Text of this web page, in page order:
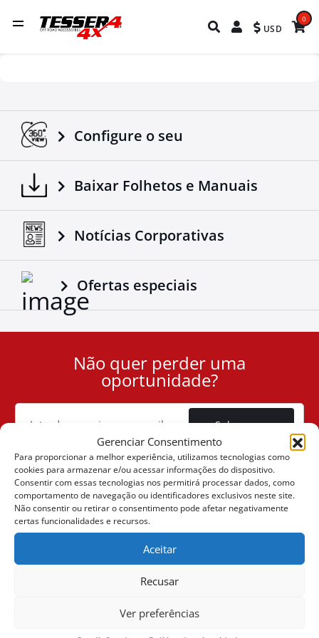
Gerenciar Consentimento
Para proporcionar a melhor experiência, utilizamos tecnologias como
cookies para armazenar e/ou acessar informações do dispositivo.
Consentir com essas tecnologias nos permitirá processar dados, como
comportamento de navegação ou identificadores exclusivos neste site.
Não consentir ou retirar o consentimento pode afetar negativamente
certas funcionalidades e recursos.
Aceitar
Recusar
Ver preferências
USD
0
Configure o seu
Baixar Folhetos e Manuais
Notícias Corporativas
Ofertas especiais
Cookie
Não quer perder uma
oportunidade?
Subscrever
(+30) 6947901533
(+30) 2105542813